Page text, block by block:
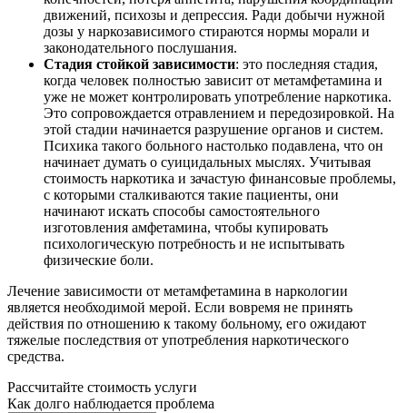
движений, психозы и депрессия. Ради добычи нужной
дозы у наркозависимого стираются нормы морали и
законодательного послушания.
Стадия стойкой зависимости: это последняя стадия,
когда человек полностью зависит от метамфетамина и
уже не может контролировать употребление наркотика.
Это сопровождается отравлением и передозировкой. На
этой стадии начинается разрушение органов и систем.
Психика такого больного настолько подавлена, что он
начинает думать о суицидальных мыслях. Учитывая
стоимость наркотика и зачастую финансовые проблемы,
с которыми сталкиваются такие пациенты, они
начинают искать способы самостоятельного
изготовления амфетамина, чтобы купировать
психологическую потребность и не испытывать
физические боли.
Лечение зависимости от метамфетамина в наркологии
является необходимой мерой. Если вовремя не принять
действия по отношению к такому больному, его ожидают
тяжелые последствия от употребления наркотического
средства.
Рассчитайте стоимость услуги
Как долго наблюдается проблема